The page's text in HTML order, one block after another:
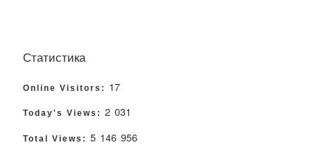
Статистика
Online Visitors: 17
Today's Views: 2 031
Total Views: 5 146 956